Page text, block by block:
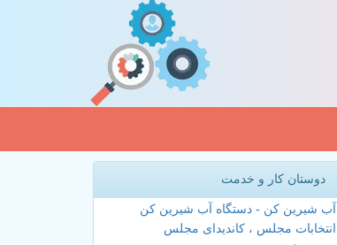
دوستان کار و خدمت
آب شیرین کن - دستگاه آب شیرین کن
انتخابات مجلس ، کاندیدای مجلس